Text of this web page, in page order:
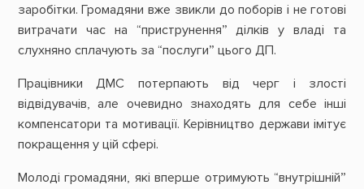
заробітки. Громадяни вже звикли до поборів і не готові
витрачати час на “приструнення” ділків у владі та
слухняно сплачують за “послуги” цього ДП.
Працівники ДМС потерпають від черг і злості
відвідувачів, але очевидно знаходять для себе інші
компенсатори та мотивації. Керівництво держави імітує
покращення у цій сфері.
Молоді громадяни, які вперше отримують “внутрішній”